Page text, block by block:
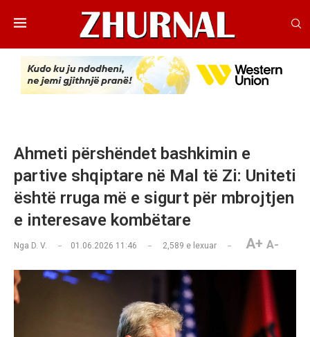
Ahmeti përshëndet bashkimin e
partive shqiptare në Mal të Zi: Uniteti
është rruga më e sigurt për mbrojtjen
e interesave kombëtare
Nga D. V. 01.06.2026 11:46 2,589 e lexuar A+ A-